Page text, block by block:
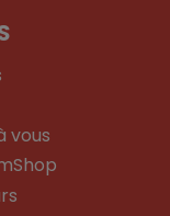
vous